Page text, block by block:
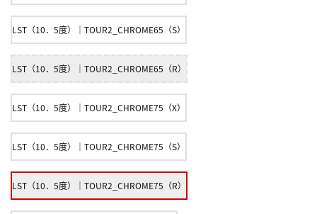
LST（10．5度）｜TOUR2_CHROME65（S）
LST（10．5度）｜TOUR2_CHROME65（R）
LST（10．5度）｜TOUR2_CHROME75（X）
LST（10．5度）｜TOUR2_CHROME75（S）
LST（10．5度）｜TOUR2_CHROME75（R）